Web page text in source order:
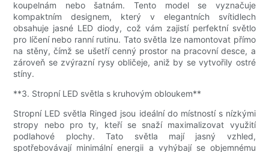
koupelnám nebo šatnám. Tento model se vyznačuje
kompaktním designem, který v elegantních svítidlech
obsahuje jasné LED diody, což vám zajistí perfektní světlo
pro líčení nebo ranní rutinu. Tato světla lze namontovat přímo
na stěny, čímž se ušetří cenný prostor na pracovní desce, a
zároveň se zvýrazní rysy obličeje, aniž by se vytvořily ostré
stíny.
**3. Stropní LED světla s kruhovým obloukem**
Stropní LED světla Ringed jsou ideální do místností s nízkými
stropy nebo pro ty, kteří se snaží maximalizovat využití
podlahové plochy. Tato světla mají jasný vzhled,
spotřebovávají minimální energii a vyhýbají se objemnému